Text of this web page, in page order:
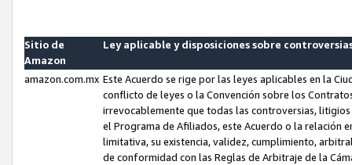
Sitio de
Amazon
Ley aplicable y disposiciones sobre
amazon.com.mx Este Acuerdo se rige por las leyes aplicables en la
conflicto de leyes o la Convención sobre los
irrevocablemente que todas las controversias,
el Programa de Afiliados, este Acuerdo o la relación
limitativa, su existencia, validez, cumplimiento,
de conformidad con las Reglas de Arbitraje de la